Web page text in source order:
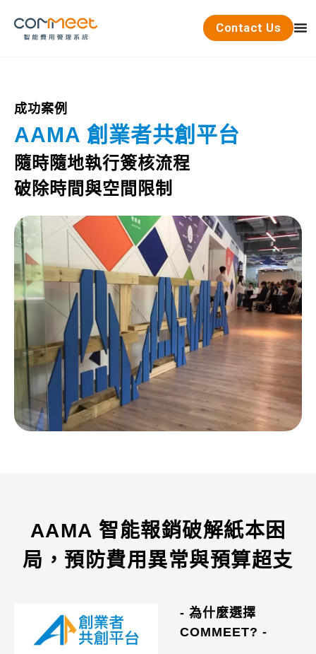
Contact Us
成功案例
AAMA 創業者共創平台
隨時隨地執行簽核流程
破除時間與空間限制​
AAMA 智能報銷破解紙本困
局，預防費用異常與預算超支
- 為什麼選擇
COMMEET? -